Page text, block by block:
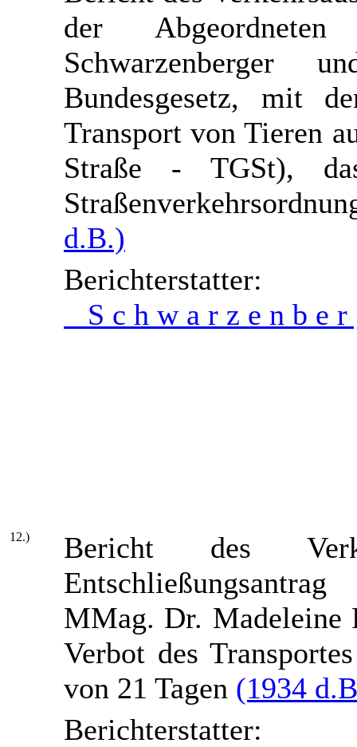
der
Schwarzenberger
Bundesgesetz, mit
Transport von Tieren
Straße - TGSt),
d.B.)
S c h w a r z e n b e
12.)
Bericht des
MMag. Dr. Madeleine
Verbot des
von 21 Tagen (1934